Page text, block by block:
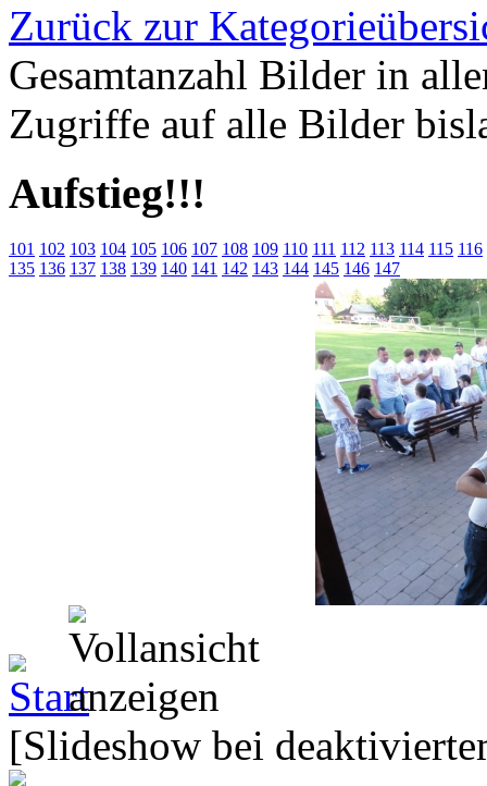
Zurück zur
Gesamtanzahl Bilder in
Zugriffe auf alle Bilder
Aufstieg!!!
101 102 103 104 105 106 107 108 109 110 111 112 113 114 115 116
135 136 137 138 139 140 141 142 143 144 145 146 147
[Slideshow bei